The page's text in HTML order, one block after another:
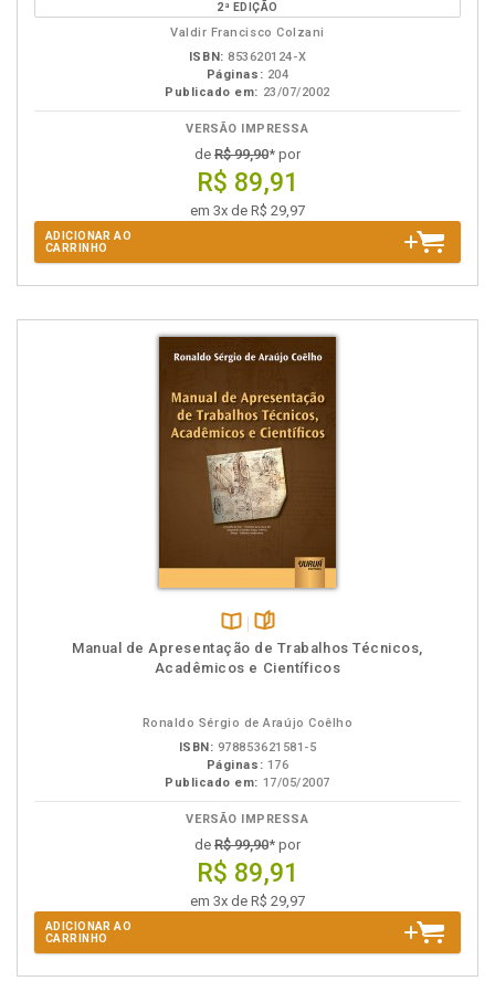
B.V.
2ª EDIÇÃO
Valdir Francisco Colzani
ISBN: 853620124-X
Páginas: 204
Publicado em: 23/07/2002
VERSÃO IMPRESSA
de R$ 99,90* por
R$ 89,91
em 3x de R$ 29,97
ADICIONAR AO
CARRINHO
Disponível
na
páginas
Manual de Apresentação de Trabalhos Técnicos,
Acadêmicos e Científicos
Ronaldo Sérgio de Araújo Coêlho
ISBN: 978853621581-5
Páginas: 176
Publicado em: 17/05/2007
VERSÃO IMPRESSA
de R$ 99,90* por
R$ 89,91
em 3x de R$ 29,97
ADICIONAR AO
CARRINHO